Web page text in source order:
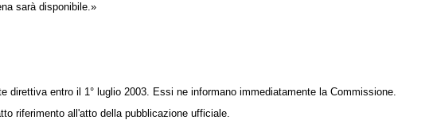
sarà disponibile.»
direttiva entro il 1° luglio 2003. Essi ne informano immediatamente la Commissione.
riferimento all'atto della pubblicazione ufficiale.